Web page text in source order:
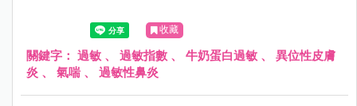
收藏
關鍵字： 過敏 、 過敏指數 、 牛奶蛋白過敏 、 異位性皮膚
炎 、 氣喘、 過敏性鼻炎